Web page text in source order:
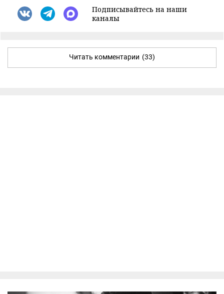
Подписывайтесь на наши
каналы
Читать комментарии (33)